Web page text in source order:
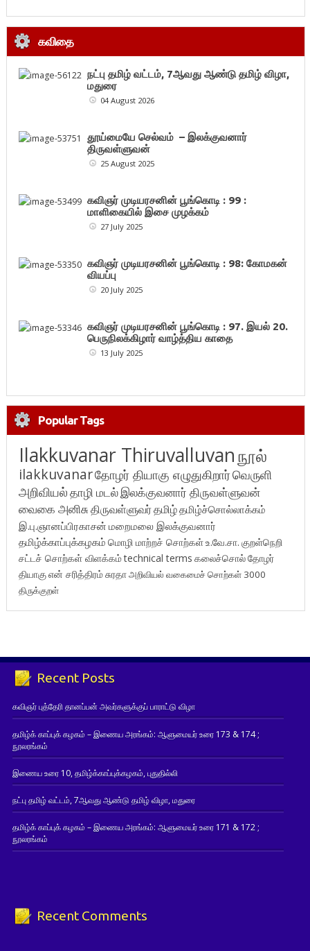
கவிதை
நட்பு தமிழ் வட்டம், 7ஆவது ஆண்டு தமிழ் விழா,
மதுரை
04 August 2026
தூய்மையே செல்வம் – இலக்குவனார்
திருவள்ளுவன்
25 August 2025
கவிஞர் முடியரசனின் பூங்கொடி : 99 :
மாளிகையில் இசை முழக்கம்
27 July 2025
கவிஞர் முடியரசனின் பூங்கொடி : 98: கோமகன்
வியப்பு
20 July 2025
கவிஞர் முடியரசனின் பூங்கொடி : 97. இயல் 20.
பெருநிலக்கிழார் வாழ்த்திய காதை
13 July 2025
Popular Tags
Ilakkuvanar Thiruvalluvanநூல்
ilakkuvanarதோழர் தியாகு எழுதுகிறார்வெருளி
அறிவியல்தாழி மடல்இலக்குவனார் திருவள்ளுவன்
வைகை அனிசுதிருவள்ளுவர்தமிழ்தமிழ்ச்சொல்லாக்கம்
இ.பு.ஞானப்பிரகாசன் மறைமலை இலக்குவனார்
தமிழ்க்காப்புக்கழகம் மொழி மாற்றச் சொற்கள்உ.வே.சா. குறள்நெறி
சட்டச் சொற்கள் விளக்கம்technical terms கலைச்சொல்தோழர்
தியாகுஎன் சரித்திரம்சுரதாஅறிவியல் வகைமைச் சொற்கள் 3000
திருக்குறள்
Recent Posts
கவிஞர் புத்தேரி தானப்பன் அவர்களுக்குப் பாராட்டு விழா
தமிழ்க் காப்புக் கழகம் – இணைய அரங்கம்: ஆளுமையர் உரை 173 & 174 ;
நூலரங்கம்
இணைய உரை 10, தமிழ்க்காப்புக்கழகம், புதுதில்லி
நட்பு தமிழ் வட்டம், 7ஆவது ஆண்டு தமிழ் விழா, மதுரை
தமிழ்க் காப்புக் கழகம் – இணைய அரங்கம்: ஆளுமையர் உரை 171 & 172 ;
நூலரங்கம்
Recent Comments